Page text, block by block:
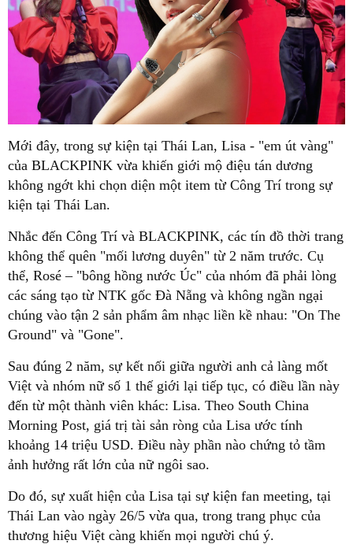
của BLACKPINK vừa khiến giới mộ điệu tán dương
không ngớt khi chọn diện một item từ Công Trí trong sự
không thể quên "mối lương duyên" từ 2 năm trước. Cụ
thể, Rosé – "bông hồng nước Úc" của nhóm đã phải lòng
các sáng tạo từ NTK gốc Đà Nẵng và không ngần ngại
chúng vào tận 2 sản phẩm âm nhạc liền kề nhau: "On The
Việt và nhóm nữ số 1 thế giới lại tiếp tục, có điều lần này
đến từ một thành viên khác: Lisa. Theo South China
Morning Post, giá trị tài sản ròng của Lisa ước tính
khoảng 14 triệu USD. Điều này phần nào chứng tỏ tầm
Thái Lan vào ngày 26/5 vừa qua, trong trang phục của